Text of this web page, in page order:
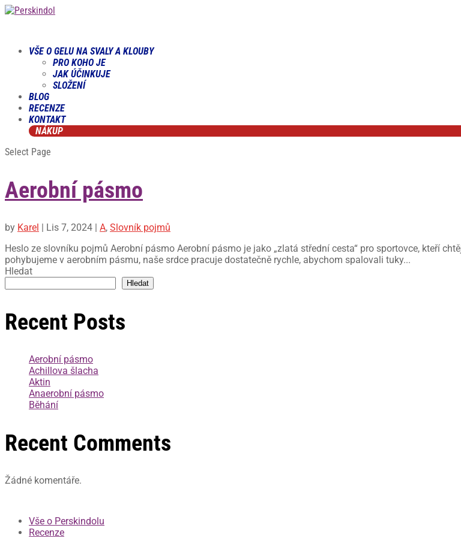
VŠE O GELU NA SVALY A KLOUBY
PRO KOHO JE
JAK ÚČINKUJE
SLOŽENÍ
BLOG
RECENZE
KONTAKT
NÁKUP
Select Page
Aerobní pásmo
by Karel | Lis 7, 2024 | A, Slovník pojmů
Heslo ze slovníku pojmů Aerobní pásmo Aerobní pásmo je jako „zlatá střední cesta“ pro sportovce, kteří
pohybujeme v aerobním pásmu, naše srdce pracuje dostatečně rychle, abychom spalovali tuky...
Hledat
Hledat
Recent Posts
Aerobní pásmo
Achillova šlacha
Aktin
Anaerobní pásmo
Běhání
Recent Comments
Žádné komentáře.
Vše o Perskindolu
Recenze